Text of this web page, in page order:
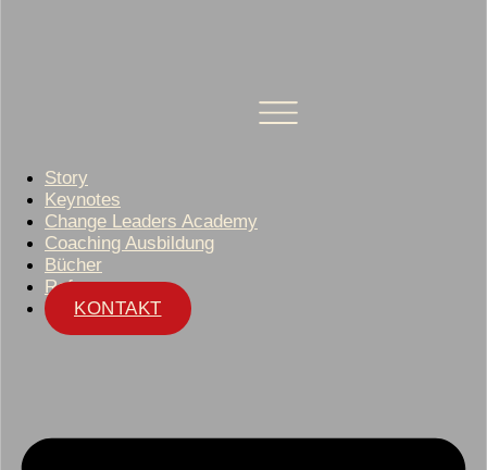
Story
Keynotes
Change Leaders Academy
Coaching Ausbildung
Bücher
Referenzen
KONTAKT